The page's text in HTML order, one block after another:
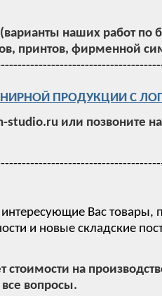
наших работ по
принтов, фирменной
ПРОДУКЦИИ С
studio.ru или позвоните
Вас товары,
и новые складские
на
все вопросы.